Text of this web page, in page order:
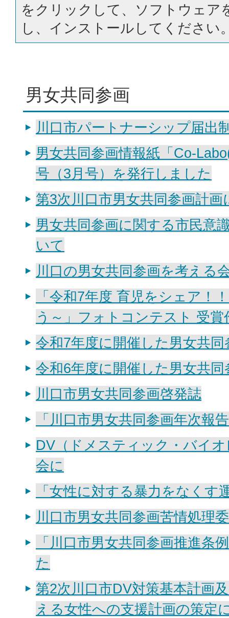
をクリックして、ソフトウェア
し、インストールしてください
男女共同参画
川口市パートナーシップ届出
男女共同参画情報紙「Co-
号（3月号）を発行しました
第3次川口市男女共同参画計画
男女共同参画に関する市民意
いて
川口の男女共同参画を考える
「令和7年度 育児をシェア！
う～」フォトコンテスト 受賞
令和7年度に開催した男女共
令和6年度に開催した男女共
川口市男女共同参画啓発誌
「川口市男女共同参画年次報
DV（ドメスティック・バイ
会に
「女性に対する暴力をなくす
川口市男女共同参画苦情処理
「川口市男女共同参画推進条
た
第2次川口市DV対策基本計画
える女性への支援計画の策定